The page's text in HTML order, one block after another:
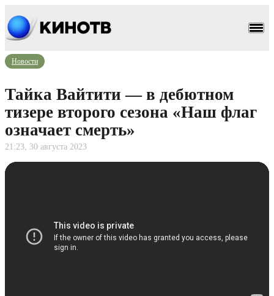
Новости
Тайка Вайтити — в дебютном
тизере второго сезона «Наш флаг
означает смерть»
21:23, 30 августа 2023